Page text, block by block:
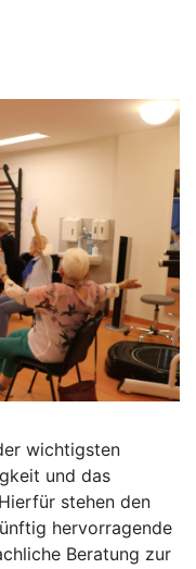
wichtigsten
und das
stehen den
hervorragende
Beratung zur